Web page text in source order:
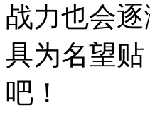
战力也会
具为名望
吧！